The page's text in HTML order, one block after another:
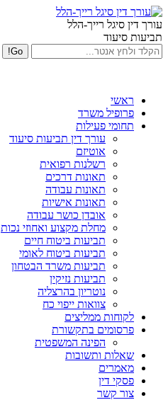
עורך דין סיגל רייך-הלל
תביעות סיעוד
ראשי
פרופיל משרד
תחומי פעילות
עורך דין תביעות סיעוד
אוטיזם
רשלנות רפואית
תאונות דרכים
תאונות עבודה
תאונות אישיות
אובדן כושר עבודה
מחלת מקצוע ואחוזי נכות
תביעות ביטוח חיים
תביעות ביטוח לאומי
תביעות משרד הבטחון
תביעות נזיקין
נוטריון בהרצליה
צוואות ייפוי כח
לקוחות ממליצים
פרסומים בתקשורת
הפינה המשפטית
שאלות ותשובות
מאמרים
פסקי דין
צור קשר